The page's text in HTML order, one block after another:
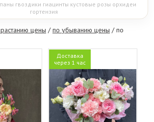
гвоздики гиацинты кустовые розы орхидеи
гортензия
цены /по убыванию цены / по
Доставка
через 1 час